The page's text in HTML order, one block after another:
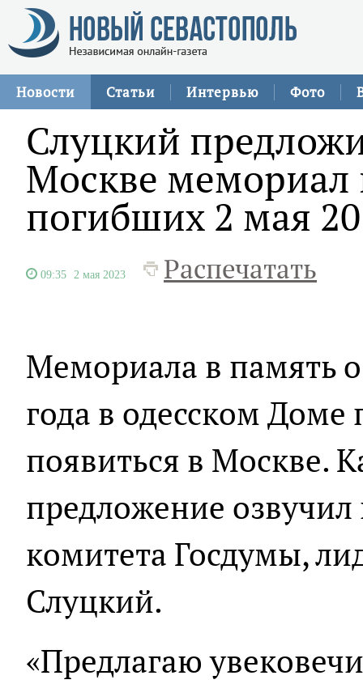
Новости Статьи Интервью Фото
Слуцкий
Москве мемориал
погибших 2 мая
09:35 2 мая 2023 Распечатать
Мемориала в память
года в одесском
появиться в Москве.
предложение
комитета Госдумы,
Слуцкий.
«Предлагаю